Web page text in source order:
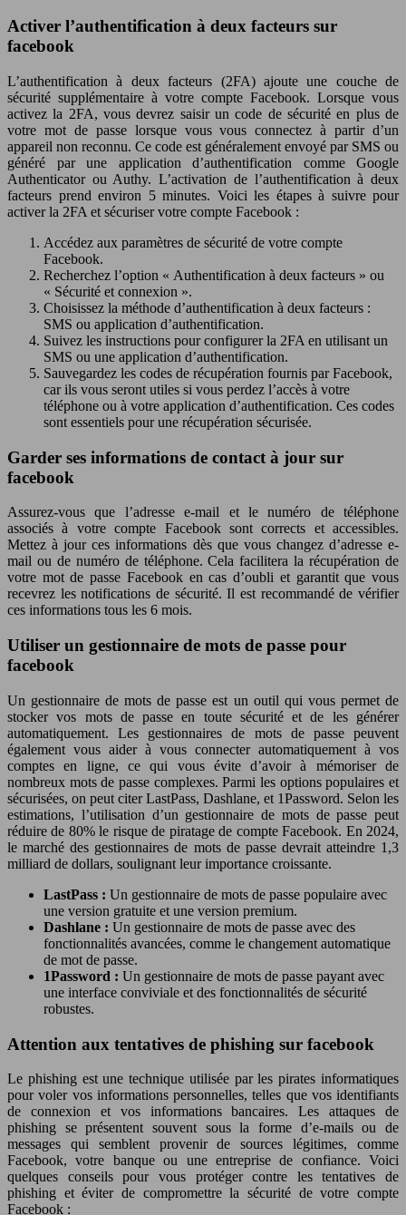
Activer l’authentification à deux facteurs sur
facebook
L’authentification à deux facteurs (2FA) ajoute une couche de
sécurité supplémentaire à votre compte Facebook. Lorsque vous
activez la 2FA, vous devrez saisir un code de sécurité en plus de
votre mot de passe lorsque vous vous connectez à partir d’un
appareil non reconnu. Ce code est généralement envoyé par SMS ou
généré par une application d’authentification comme Google
Authenticator ou Authy. L’activation de l’authentification à deux
facteurs prend environ 5 minutes. Voici les étapes à suivre pour
activer la 2FA et sécuriser votre compte Facebook :
Accédez aux paramètres de sécurité de votre compte
Facebook.
Recherchez l’option « Authentification à deux facteurs » ou
« Sécurité et connexion ».
Choisissez la méthode d’authentification à deux facteurs :
SMS ou application d’authentification.
Suivez les instructions pour configurer la 2FA en utilisant un
SMS ou une application d’authentification.
Sauvegardez les codes de récupération fournis par Facebook,
car ils vous seront utiles si vous perdez l’accès à votre
téléphone ou à votre application d’authentification. Ces codes
sont essentiels pour une récupération sécurisée.
Garder ses informations de contact à jour sur
facebook
Assurez-vous que l’adresse e-mail et le numéro de téléphone
associés à votre compte Facebook sont corrects et accessibles.
Mettez à jour ces informations dès que vous changez d’adresse e-
mail ou de numéro de téléphone. Cela facilitera la récupération de
votre mot de passe Facebook en cas d’oubli et garantit que vous
recevrez les notifications de sécurité. Il est recommandé de vérifier
ces informations tous les 6 mois.
Utiliser un gestionnaire de mots de passe pour
facebook
Un gestionnaire de mots de passe est un outil qui vous permet de
stocker vos mots de passe en toute sécurité et de les générer
automatiquement. Les gestionnaires de mots de passe peuvent
également vous aider à vous connecter automatiquement à vos
comptes en ligne, ce qui vous évite d’avoir à mémoriser de
nombreux mots de passe complexes. Parmi les options populaires et
sécurisées, on peut citer LastPass, Dashlane, et 1Password. Selon les
estimations, l’utilisation d’un gestionnaire de mots de passe peut
réduire de 80% le risque de piratage de compte Facebook. En 2024,
le marché des gestionnaires de mots de passe devrait atteindre 1,3
milliard de dollars, soulignant leur importance croissante.
LastPass : Un gestionnaire de mots de passe populaire avec
une version gratuite et une version premium.
Dashlane : Un gestionnaire de mots de passe avec des
fonctionnalités avancées, comme le changement automatique
de mot de passe.
1Password : Un gestionnaire de mots de passe payant avec
une interface conviviale et des fonctionnalités de sécurité
robustes.
Attention aux tentatives de phishing sur facebook
Le phishing est une technique utilisée par les pirates informatiques
pour voler vos informations personnelles, telles que vos identifiants
de connexion et vos informations bancaires. Les attaques de
phishing se présentent souvent sous la forme d’e-mails ou de
messages qui semblent provenir de sources légitimes, comme
Facebook, votre banque ou une entreprise de confiance. Voici
quelques conseils pour vous protéger contre les tentatives de
phishing et éviter de compromettre la sécurité de votre compte
Facebook :